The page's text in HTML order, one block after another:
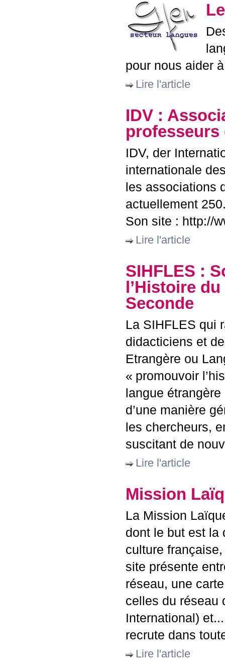
pour nous aider
Lire l'article
IDV :
professeurs
IDV, der
internationale
les associations
actuellement
Son site : http://
Lire l'article
SIHFLES :
l’Histoire
Seconde
La SIHFLES qui
didacticiens et
Etrangère ou
« promouvoir
langue
d’une manière
les chercheurs,
suscitant de
Lire l'article
Mission
La Mission
dont le but est la
culture
site présente
réseau, une
celles du réseau
International)
recrute dans
Lire l'article